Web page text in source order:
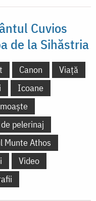
Cuvios
de la Sihăstria
Canon
Viață
Icoane
pelerinaj
Munte Athos
Video